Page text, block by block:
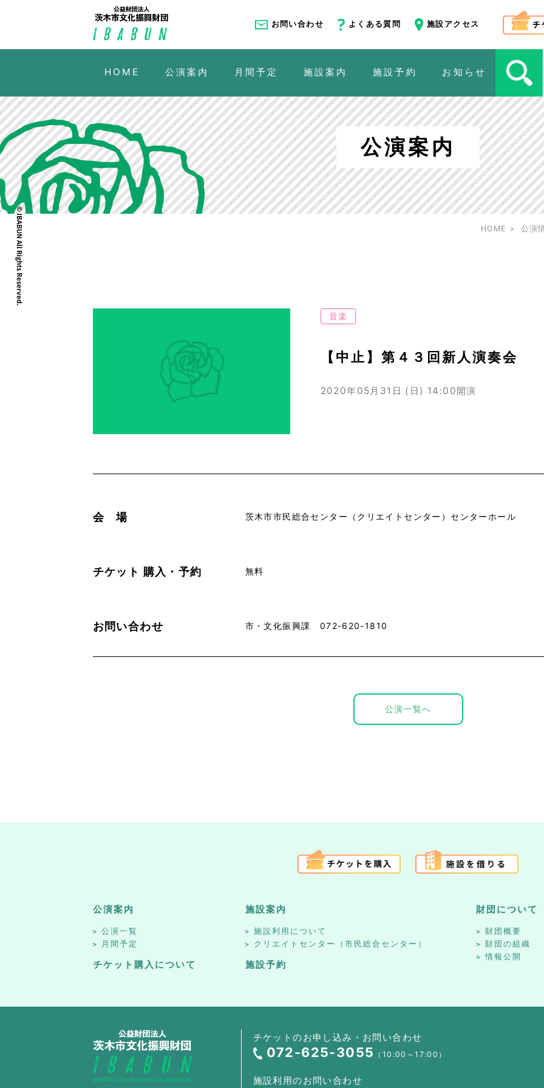
お問い合わせ よくある質問 施設アクセス
HOME 公演案内 月間予定 施設案内 施設予約 お知らせ
公演案内
HOME 公演
音楽
【中止】第４３回新人演奏会
2020年05月31日 (日) 14:00開演
会 場 茨木市市民総合センター（クリエイトセンター）センターホール
チケット 購入・予約 無料
お問い合わせ 市・文化振興課 072-620-1810
公演一覧へ
公演案内
公演一覧
月間予定
チケット購入について
施設案内
施設利用について
クリエイトセンター（市民総合センター）
施設予約
財団について
財団概要
財団の組織
情報公開
チケットのお申し込み・お問い合わせ
072-625-3055 （10:00～17:00）
施設利用のお問い合わせ